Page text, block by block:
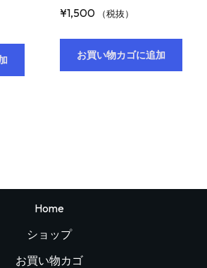
¥1,500 （税抜）
お買い物カゴに追加
Home
ショップ
お買い物カゴ